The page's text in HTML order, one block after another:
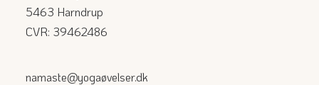
5463 Harndrup
CVR: 39462486
namaste@yogaøvelser.dk